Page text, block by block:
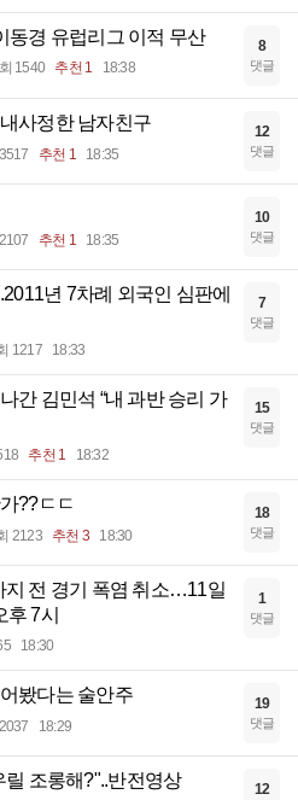
동경 유럽리그 이적 무산
1540 추천 1 18:38
8
댓글
사정한 남자친구
추천 1 18:35
12
댓글
추천 1 18:35
10
댓글
년 7차례 외국인 심판에
1217 18:33
7
댓글
간 김민석 “내 과반 승리 가
추천 1 18:32
15
댓글
??ㄷㄷ
2123 추천 3 18:30
18
댓글
지 전 경기 폭염 취소…11일
후 7시
18:30
1
댓글
봤다는 술안주
18:29
19
댓글
릴 조롱해?"..반전영상 12